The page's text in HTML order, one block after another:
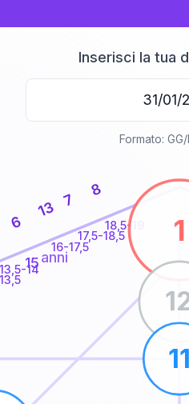
Inserisci la tua
Formato:20
13,5-14
16-17,5
17,5-18,5
18,5-19
6
13 7
8
1
11
15anni